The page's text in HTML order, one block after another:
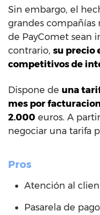
Sin embargo, el
grandes compañías
de PayComet sean
contrario, su precio
competitivos de
Dispone de una
mes por
2.000 euros. A
negociar una tarifa
Pros
Atención al
Pasarela de